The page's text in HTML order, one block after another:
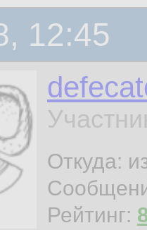
12:45
Откуда:
Рейтинг: